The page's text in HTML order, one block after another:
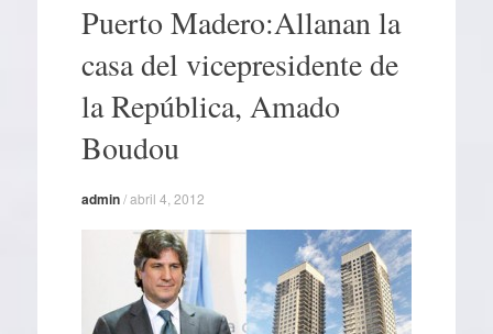
contenidoPuerto Madero:Allanan la
casa del vicepresidente de
la República, Amado
Boudou
admin/abril 4, 2012